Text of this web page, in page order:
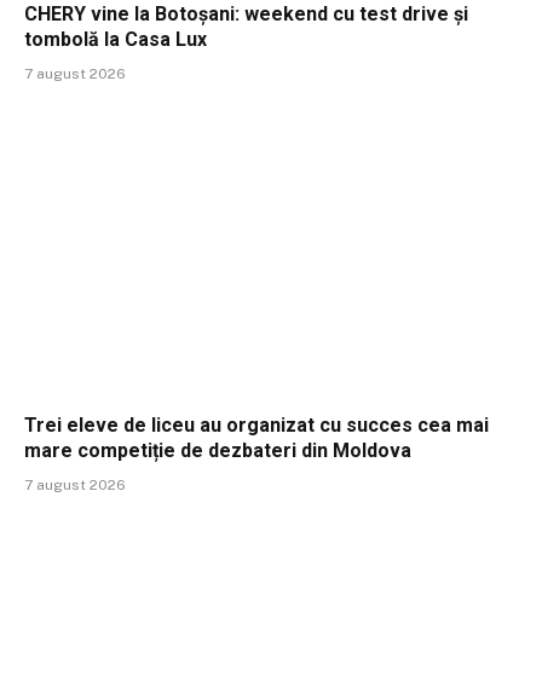
CHERY vine la Botoșani: weekend cu test drive și
tombolă la Casa Lux
7 august 2026
Trei eleve de liceu au organizat cu succes cea mai
mare competiție de dezbateri din Moldova
7 august 2026